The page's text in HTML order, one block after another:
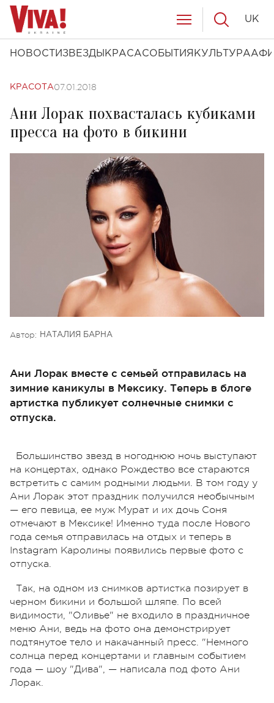
НОВОСТИ ЗВЕЗДЫ КРАСАСОБЫТИЯ КУЛЬТУРА
UK
КРАСОТА07.01.2018
Ани Лорак похвасталась кубиками
пресса на фото в бикини
Автор: НАТАЛИЯ БАРНА
Ани Лорак вместе с семьей отправилась на
зимние каникулы в Мексику. Теперь в блоге
артистка публикует солнечные снимки с
отпуска.
Большинство звезд в ногоднюю ночь выступают
на концертах, однако Рождество все стараются
встретить с самим родными людьми. В том году у
Ани Лорак этот праздник получился необычным
— его певица, ее муж Мурат и их дочь Соня
отмечают в Мексике! Именно туда после Нового
года семья отправилась на отдых и теперь в
Instagram Каролины появились первые фото с
отпуска.
Так, на одном из снимков артистка позирует в
черном бикини и большой шляпе. По всей
видимости, "Оливье" не входило в праздничное
меню Ани, ведь на фото она демонстрирует
подтянутое тело и накачанный пресс. "Немного
солнца перед концертами и главным событием
года — шоу "Дива", — написала под фото Ани
Лорак.